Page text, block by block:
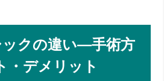
クの違い―手術方
・デメリット